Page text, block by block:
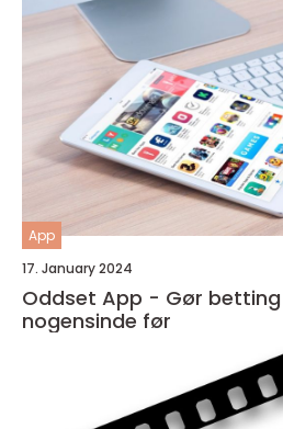
App
17. January 2024
Oddset App - Gør
nogensinde før